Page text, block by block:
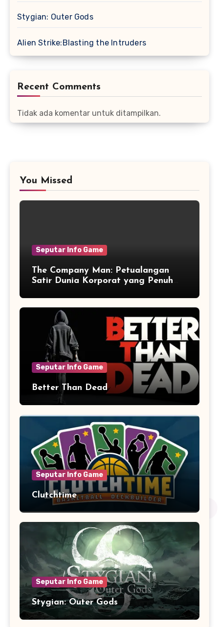
Stygian: Outer Gods
Alien Strike:Blasting the Intruders
Recent Comments
Tidak ada komentar untuk ditampilkan.
You Missed
Seputar Info Game
The Company Man: Petualangan
Satir Dunia Korporat yang Penuh
Seputar Info Game
Better Than Dead
Seputar Info Game
Clutchtime
Seputar Info Game
Stygian: Outer Gods